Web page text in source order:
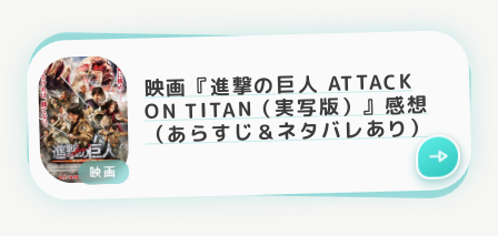
映画『進撃の巨人 ATTACK
ON TITAN（実写版）』感想
（あらすじ＆ネタバレあり）
映画